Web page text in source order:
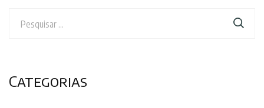
por:
Categorias